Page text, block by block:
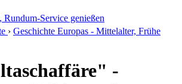
Service genießen
› Geschichte Europas - Mittelalter, Frühe
-